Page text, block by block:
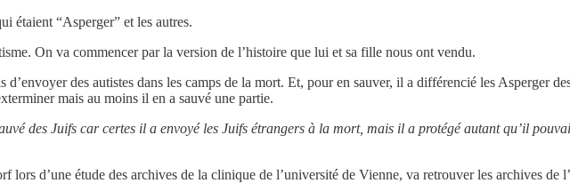
étaient “Asperger” et les autres.
On va commencer par la version de l’histoire que lui et sa fille nous ont vendu.
des autistes dans les camps de la mort. Et, pour en sauver, il a différencié les Asperger
mais au moins il en a sauvé une partie.
des Juifs car certes il a envoyé les Juifs étrangers à la mort, mais il a protégé autant qu’il
d’une étude des archives de la clinique de l’université de Vienne, va retrouver les archives de